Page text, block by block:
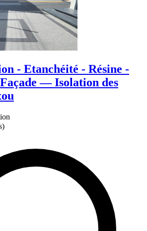
- Etanchéité - Résine -
— Isolation des